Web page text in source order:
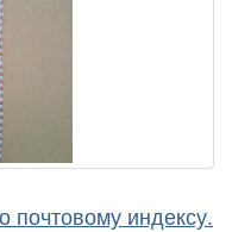
почтовому индексу.